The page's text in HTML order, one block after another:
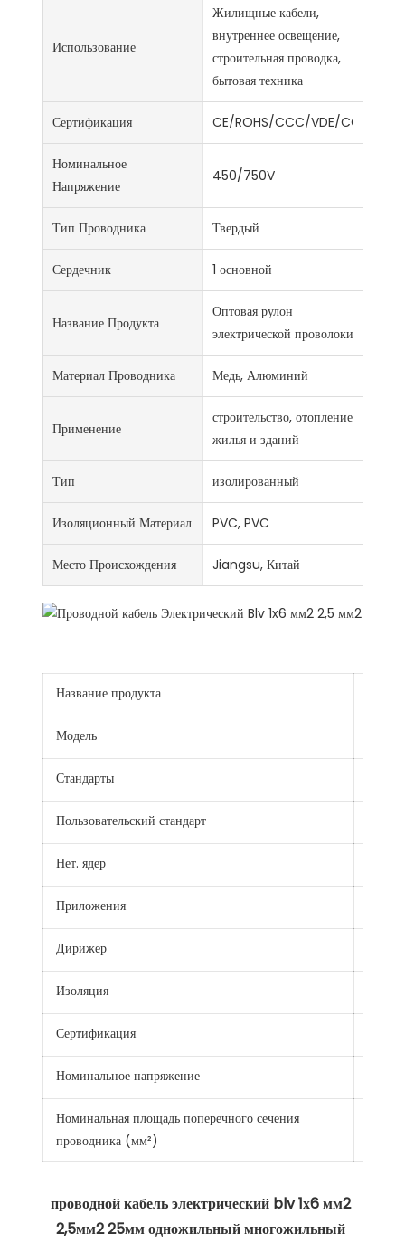
Использование
Жилищные кабели,
внутреннее освещение,
строительная проводка,
бытовая техника
Сертификация CE/ROHS/CCC/VDE/CCC/
Номинальное
Напряжение
450/750V
Тип Проводника Твердый
Сердечник 1 основной
Название Продукта
Оптовая рулон
электрической проволоки
Материал Проводника Медь, Алюминий
Применение
строительство, отопление
жилья и зданий
Тип изолированный
Изоляционный Материал PVC, PVC
Место Происхождения Jiangsu, Китай
Название продукта
Модель
Стандарты
Пользовательский стандарт
Нет. ядер
Приложения
Дирижер
Изоляция
Сертификация
Номинальное напряжение
Номинальная площадь поперечного сечения
проводника (мм²)
проводной кабель электрический blv 1х6 мм2
2,5мм2 25мм одножильный многожильный